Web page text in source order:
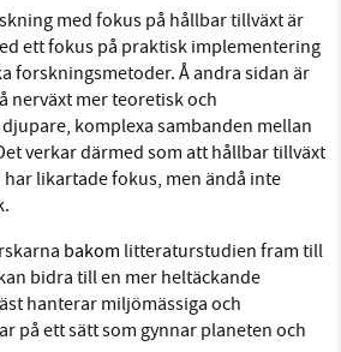
med fokus på hållbar tillväxt är
ett fokus på praktisk implementering
forskningsmetoder. Å andra sidan är
nerväxt mer teoretisk och
komplexa sambanden mellan
verkar därmed som att hållbar tillväxt
likartade fokus, men ändå inte
bakom litteraturstudien fram till
bidra till en mer heltäckande
hanterar miljömässiga och
på ett sätt som gynnar planeten och